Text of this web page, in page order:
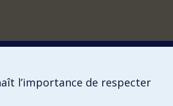
l’importance de respecter